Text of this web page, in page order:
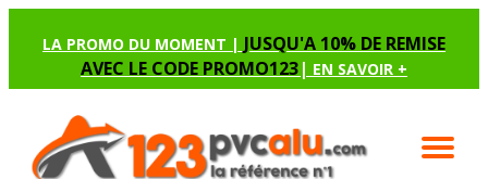
LA PROMO DU MOMENT | JUSQU'A 10% DE REMISE
AVEC LE CODE PROMO123| EN SAVOIR +